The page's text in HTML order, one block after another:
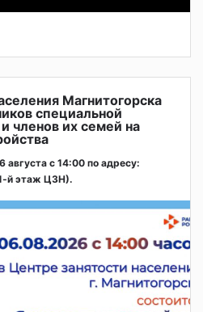
Магнитогорска
специальной
членов их семей на
августа с 14:00 по адресу:
этаж ЦЗН).